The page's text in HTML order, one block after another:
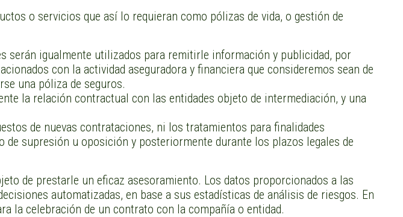
o servicios que así lo requieran como pólizas de vida, o gestión de
serán igualmente utilizados para remitirle información y publicidad, por
con la actividad aseguradora y financiera que consideremos sean de
una póliza de seguros.
la relación contractual con las entidades objeto de intermediación, y una
de nuevas contrataciones, ni los tratamientos para finalidades
supresión u oposición y posteriormente durante los plazos legales de
de prestarle un eficaz asesoramiento. Los datos proporcionados a las
automatizadas, en base a sus estadísticas de análisis de riesgos. En
la celebración de un contrato con la compañía o entidad.